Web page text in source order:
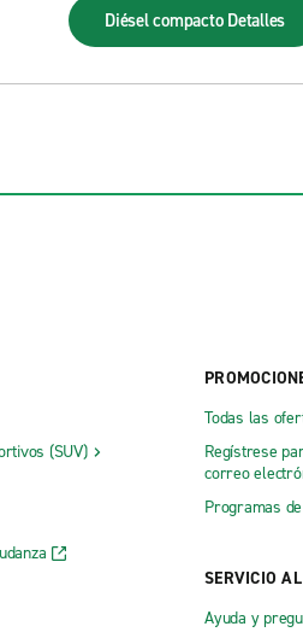
Diésel compacto Detalles
(SUV)
Todas las
Regístrese
correo
Programas
SERVICIO
Ayuda y